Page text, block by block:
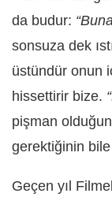
da budur:
sonsuza dek
üstündür onun
hissettirir bize.
pişman
gerektiğinin
Geçen yıl